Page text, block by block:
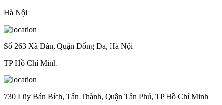
Hà Nội
Số 263 Xã Đàn, Quận Đống Đa, Hà Nội
TP Hồ Chí Minh
730 Lũy Bán Bích, Tân Thành, Quận Tân Phú, TP Hồ Chí Minh